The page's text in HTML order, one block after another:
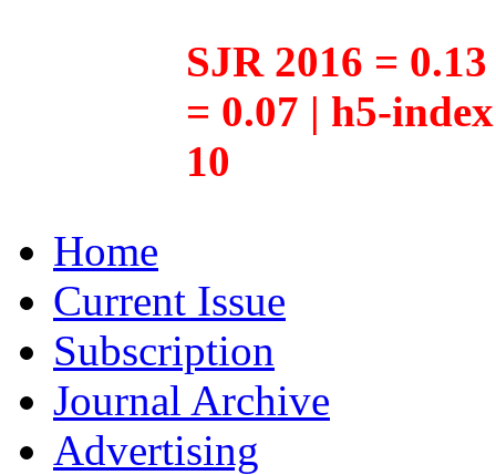
SJR 2016 =
= 0.07 | h5-
10
Home
Current Issue
Subscription
Journal Archive
Advertising